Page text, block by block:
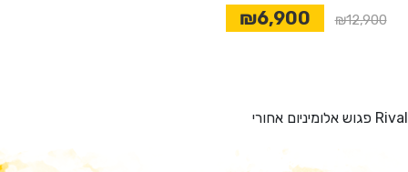
₪12,900
₪6,900
Rival פגוש אלומיניום אחורי